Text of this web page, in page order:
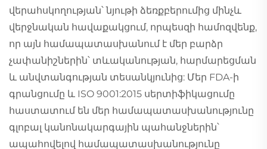
վերահսկողության՝ նյութի ձեռքբերումից մինչև
վերջնական հավաքակցում, որպեսզի համոզվենք,
որ այն համապատասխանում է մեր բարձր
չափանիշներին՝ տևականության, հարմարեցման
և անվտանգության տեսանկյունից: Մեր FDA-ի
գրանցումը և ISO 9001:2015 սերտիֆիկացումը
հաստատում են մեր համապատասխանությունը
գլոբալ կանոնակարգային պահանջներին՝
ապահովելով համապատասխանությունը